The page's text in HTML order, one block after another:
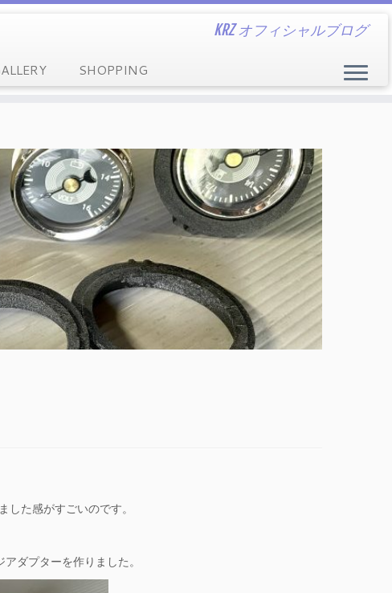
KRZ オフィシャルブログ
SHOPPING
た感がすごいのです。
ダプターを作りました。